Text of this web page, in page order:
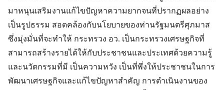
มาหนุนเสริมงานแก้ไขปัญหาความยากจนที่ปรากฏผลอย่าง
เป็นรูปธรรม สอดคล้องกับนโยบายของท่านรัฐมนตรีศุภมาส
ซึ่งมุ่งมั่นที่จะทำให้ กระทรวง อว. เป็นกระทรวงเศรษฐกิจที่
สามารถสร้างรายได้ให้กับประชาชนและประเทศด้วยความรู้
และนวัตกรรมที่มี เป็นความหวัง เป็นที่พึ่งให้ประชาชนในการ
พัฒนาเศรษฐกิจและแก้ไขปัญหาสำคัญ การดำเนินงานของ